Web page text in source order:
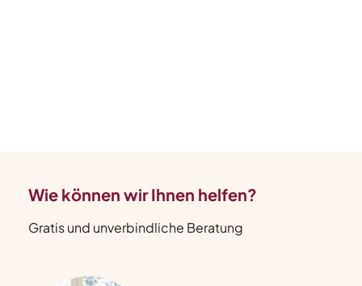
Wie können wir Ihnen helfen?
Gratis und unverbindliche Beratung